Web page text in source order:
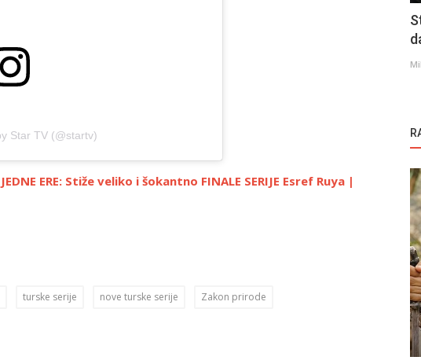
Star TV (@startv)
ERE: Stiže veliko i šokantno FINALE SERIJE Esref Ruya |
turske serije nove turske serije Zakon prirode
38